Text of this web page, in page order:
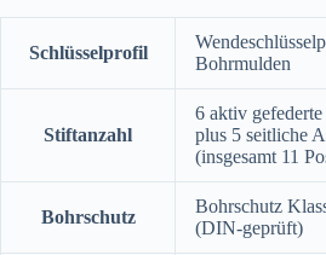
Schlüsselprofil
Bohrmulden
Stiftanzahl
6 aktiv
plus 5 seitliche
(insgesamt 11
Bohrschutz
Bohrschutz
(DIN-geprüft)